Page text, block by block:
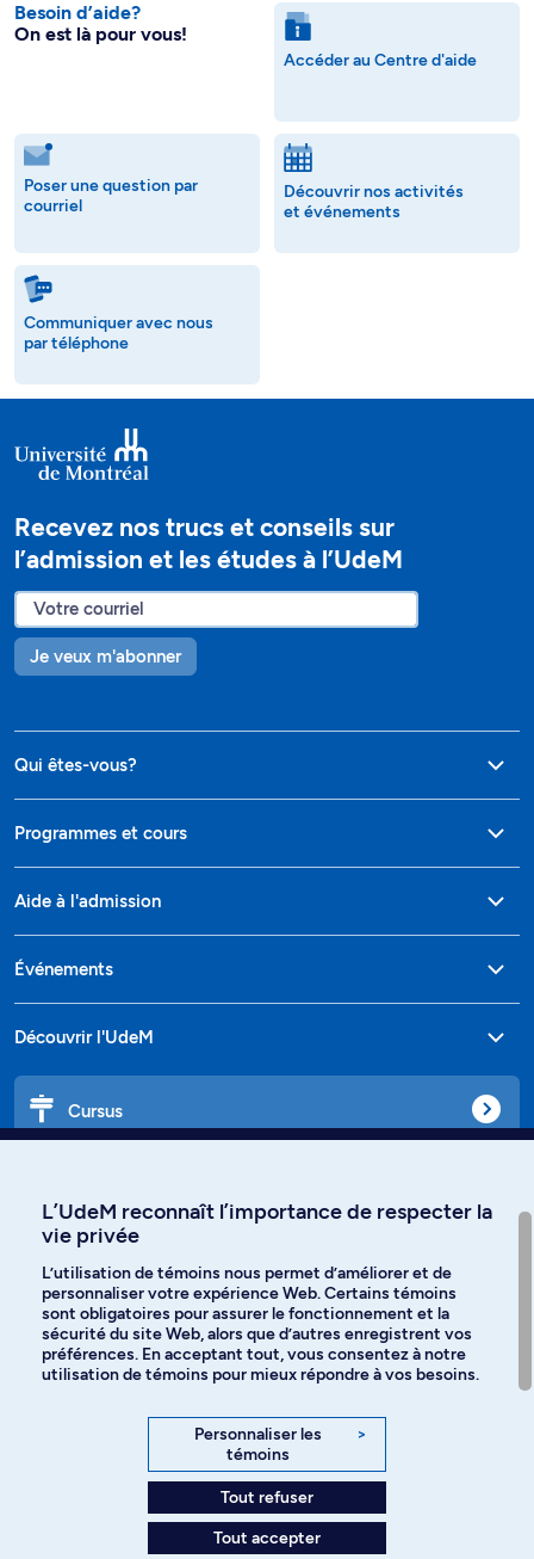
Besoin d’aide?
On est là pour vous!
Accéder au Centre d'aide
Poser une question par
courriel
Découvrir nos activités
et événements
Communiquer avec nous
par téléphone
Recevez nos trucs et conseils sur
l’admission et les études à l’UdeM
Je veux m'abonner
Qui êtes-vous?
Programmes et cours
Aide à l'admission
Événements
Découvrir l'UdeM
Cursus
Langues
Facebook Instagram
YouTube
L’UdeM reconnaît l’importance de respecter la
vie privée
L’utilisation de témoins nous permet d’améliorer et de
personnaliser votre expérience Web. Certains témoins
sont obligatoires pour assurer le fonctionnement et la
sécurité du site Web, alors que d’autres enregistrent vos
préférences. En acceptant tout, vous consentez à notre
utilisation de témoins pour mieux répondre à vos besoins.
Personnaliser les
témoins
>
Tout refuser
Tout accepter